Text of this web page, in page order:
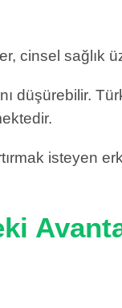
cinsel sağlık
düşürebilir.
isteyen